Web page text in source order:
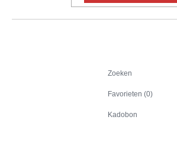
Zoeken
Favorieten (0)
Kadobon